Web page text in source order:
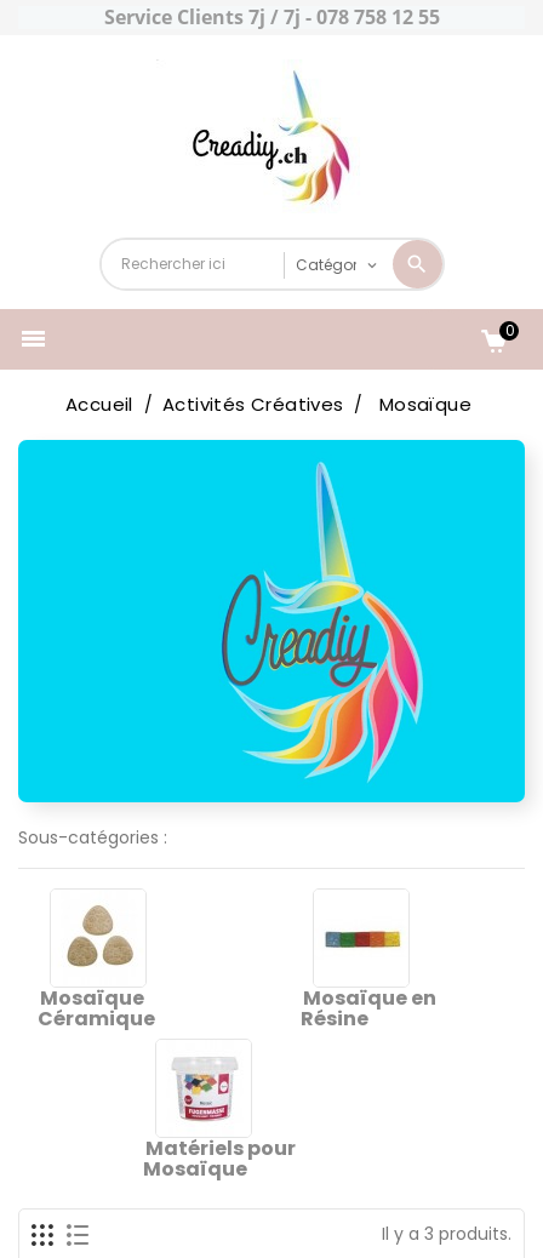
Service Clients 7j / 7j - 078 758 12 55
 0
Accueil Activités Créatives Mosaïque
Sous-catégories :
Mosaïque
Céramique
Mosaïque en
Résine
Matériels pour
Mosaïque
Il y a 3 produits.